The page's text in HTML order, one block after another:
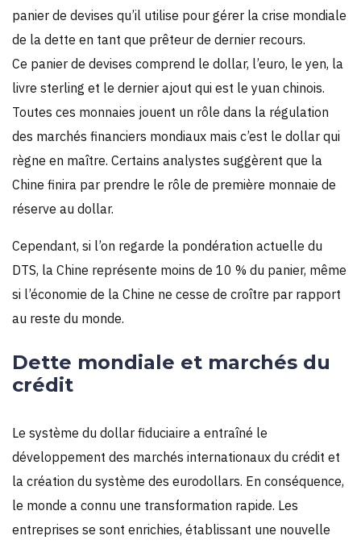
panier de devises qu’il utilise pour gérer la crise mondiale
de la dette en tant que prêteur de dernier recours.
Ce panier de devises comprend le dollar, l’euro, le yen, la
livre sterling et le dernier ajout qui est le yuan chinois.
Toutes ces monnaies jouent un rôle dans la régulation
des marchés financiers mondiaux mais c’est le dollar qui
règne en maître. Certains analystes suggèrent que la
Chine finira par prendre le rôle de première monnaie de
réserve au dollar.
Cependant, si l’on regarde la pondération actuelle du
DTS, la Chine représente moins de 10 % du panier, même
si l’économie de la Chine ne cesse de croître par rapport
au reste du monde.
Dette mondiale et marchés du
crédit
Le système du dollar fiduciaire a entraîné le
développement des marchés internationaux du crédit et
la création du système des eurodollars. En conséquence,
le monde a connu une transformation rapide. Les
entreprises se sont enrichies, établissant une nouvelle